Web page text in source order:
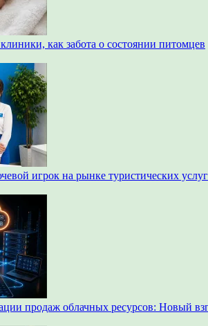
как забота о состоянии питомцев
игрок на рынке туристических услуг
продаж облачных ресурсов: Новый